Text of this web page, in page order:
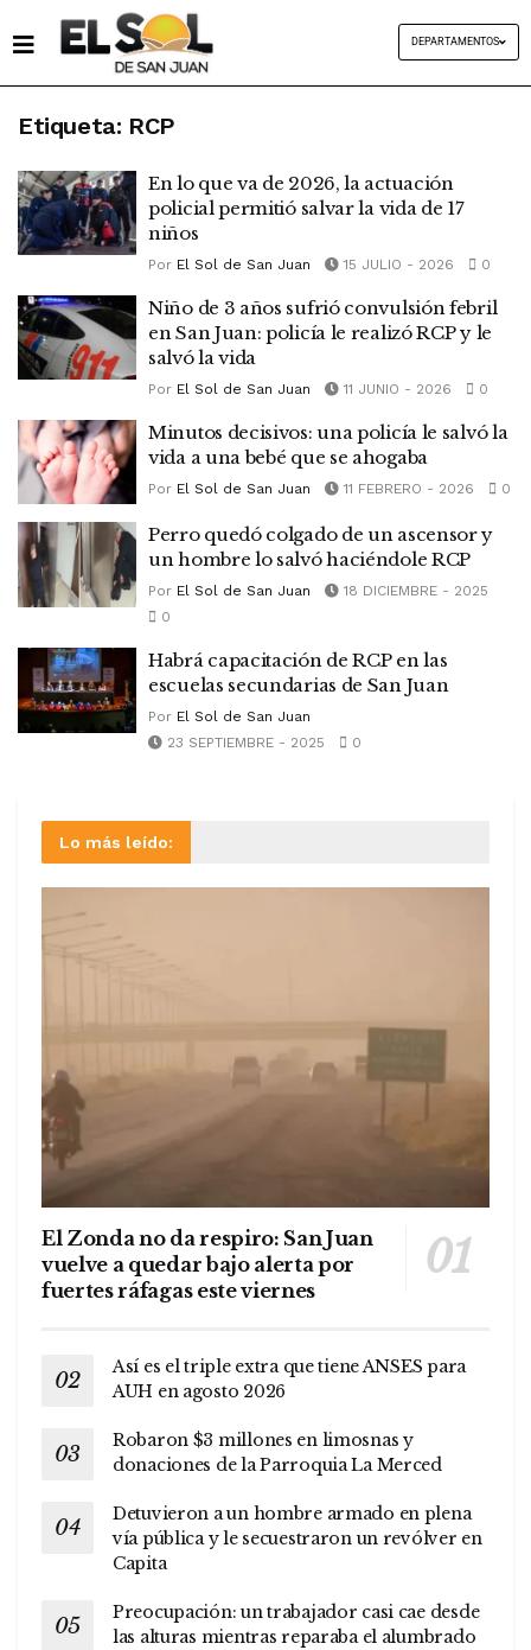
DEPARTAMENTOS
Etiqueta: RCP
En lo que va de 2026, la actuación
policial permitió salvar la vida de 17
niños
Por El Sol de San Juan 15 JULIO - 2026 0
Niño de 3 años sufrió convulsión febril
en San Juan: policía le realizó RCP y le
salvó la vida
Por El Sol de San Juan 11 JUNIO - 2026 0
Minutos decisivos: una policía le salvó la
vida a una bebé que se ahogaba
Por El Sol de San Juan 11 FEBRERO - 2026 0
Perro quedó colgado de un ascensor y
un hombre lo salvó haciéndole RCP
Por El Sol de San Juan
18 DICIEMBRE - 2025
0
Habrá capacitación de RCP en las
escuelas secundarias de San Juan
Por El Sol de San Juan
23 SEPTIEMBRE - 2025
0
Lo más leído:
El Zonda no da respiro: San Juan
vuelve a quedar bajo alerta por
fuertes ráfagas este viernes
Así es el triple extra que tiene ANSES para
AUH en agosto 2026
Robaron $3 millones en limosnas y
donaciones de la Parroquia La Merced
Detuvieron a un hombre armado en plena
vía pública y le secuestraron un revólver en
Capita
Preocupación: un trabajador casi cae desde
las alturas mientras reparaba el alumbrado